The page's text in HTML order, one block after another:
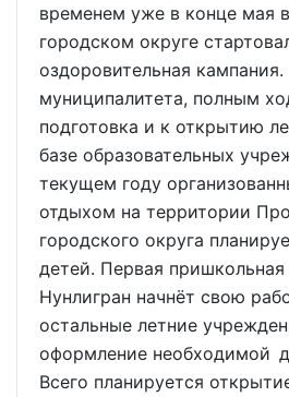
временем уже в конце мая
городском округе
оздоровительная
муниципалитета, полным
подготовка и к открытию
базе образовательных
текущем году
отдыхом на территории
городского округа
детей. Первая
Нунлигран начнёт свою
остальные летние
оформление необходимой
Всего планируется